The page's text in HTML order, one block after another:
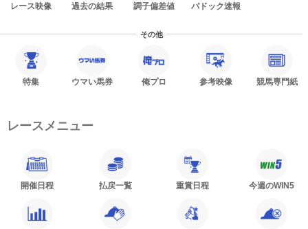
レース映像 過去の結果 調子偏差値 パドック速報
その他
特集 ウマい馬券 俺プロ 参考映像 競馬専門紙
レースメニュー
開催日程 払戻一覧 重賞日程 今週のWIN5